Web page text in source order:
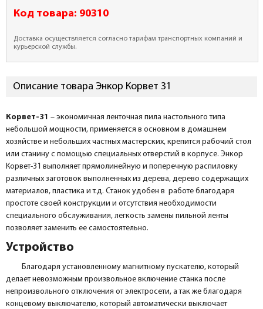
Код товара: 90310
Доставка осуществляется согласно тарифам транспортных компаний и
курьерской службы.
Описание товара Энкор Корвет 31
Корвет-31 – экономичная ленточная пила настольного типа
небольшой мощности, применяется в основном в домашнем
хозяйстве и небольших частных мастерских, крепится рабочий стол
или станину с помощью специальных отверстий в корпусе. Энкор
Корвет-31 выполняет прямолинейную и поперечную распиловку
различных заготовок выполненных из дерева, дерево содержащих
материалов, пластика и т.д. Станок удобен в работе благодаря
простоте своей конструкции и отсутствия необходимости
специального обслуживания, легкость замены пильной ленты
позволяет заменить ее самостоятельно.
Устройство
Благодаря установленному магнитному пускателю, который
делает невозможным произвольное включение станка после
непроизвольного отключения от электросети, а так же благодаря
концевому выключателю, который автоматически выключает